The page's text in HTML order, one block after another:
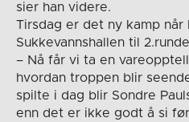
sier han videre.
Tirsdag er det ny kamp når
Sukkevannshallen til
– Nå får vi ta en
hvordan troppen blir
spilte i dag blir Sondre
enn det er ikke godt å si